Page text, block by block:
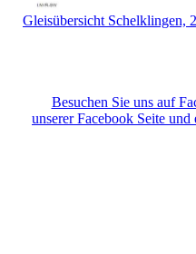
Gleisübersicht Schelklingen,
Besuchen Sie uns auf
unserer Facebook Seite